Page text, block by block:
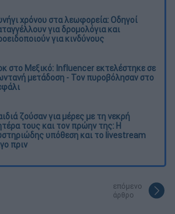
χρόνου στα λεωφορεία: Οδηγοί
για δρομολόγια και
για κινδύνους
στο Μεξικό: Influencer εκτελέστηκε σε
μετάδοση - Τον πυροβόλησαν στο
ζούσαν για μέρες με τη νεκρή
τους και τον πρώην της: Η
υπόθεση και το livestream
πριν
επόμενο
άρθρο